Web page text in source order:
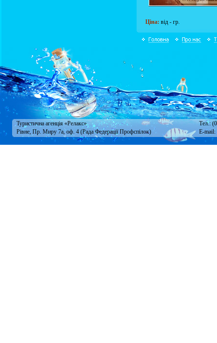
Ціна: від - гр.
Туристична агенція «Релакс»
Тел.:
Рівне, Пр. Миру 7а, оф. 4 (Рада Федерації Профспілок)
E-mail: